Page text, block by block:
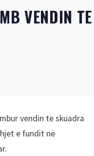
VENDIN TE
vendin te skuadra
e fundit në